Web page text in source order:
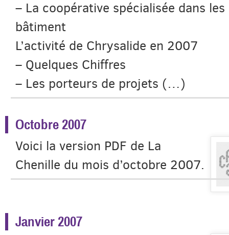
– La coopérative spécialisée dans
bâtiment
L’activité de Chrysalide en 2007
– Quelques Chiffres
– Les porteurs de projets (…)
Octobre 2007
Voici la version PDF de La
Chenille du mois d’octobre 2007.
Janvier 2007